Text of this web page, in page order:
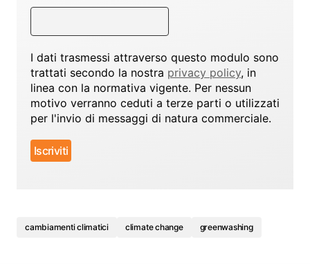
I dati trasmessi attraverso questo modulo sono
trattati secondo la nostra privacy policy, in
linea con la normativa vigente. Per nessun
motivo verranno ceduti a terze parti o utilizzati
per l'invio di messaggi di natura commerciale.
cambiamenti climatici climate change greenwashing